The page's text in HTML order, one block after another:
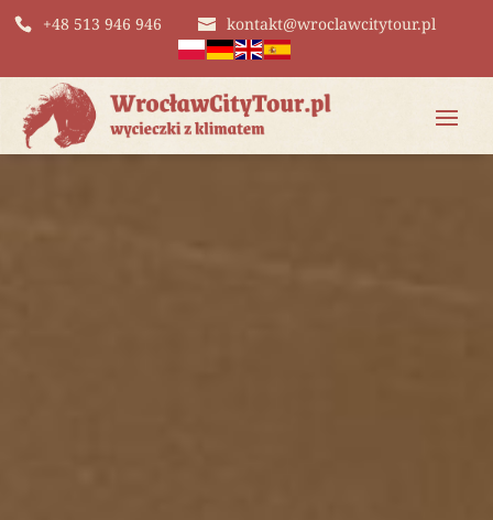
+48 513 946 946 kontakt@wroclawcitytour.pl